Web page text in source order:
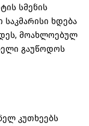
სმენის
საკმარისი ხდება
მოახლოებულ
გაუწოდოს
კუთხეებს